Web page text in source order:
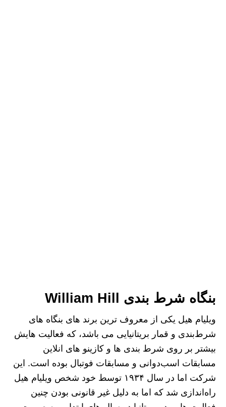
بنگاه شرط بندی William Hill
ویلیام هیل یکی از معروف ترین برند های بنگاه های
شرط‌بندی و قمار بریتانیایی می باشد، که فعالیت هایش
بیشتر بر روی شرط بندی ها و کازینو های انلاین
مسابقات اسب‌دوانی و مسابقات فوتبال بوده است. این
شرکت اما در سال ۱۹۳۴ توسط خود شخص ویلیام هیل
راه‌اندازی شد که اما به دلیل غیر قانونی بودن چنین